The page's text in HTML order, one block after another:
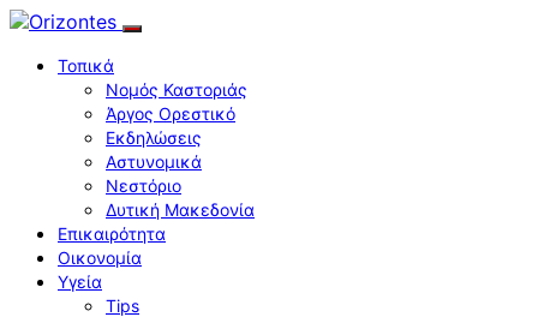
Τοπικά
Νομός Καστοριάς
Άργος Ορεστικό
Εκδηλώσεις
Αστυνομικά
Νεστόριο
Δυτική Μακεδονία
Επικαιρότητα
Οικονομία
Υγεία
Tips